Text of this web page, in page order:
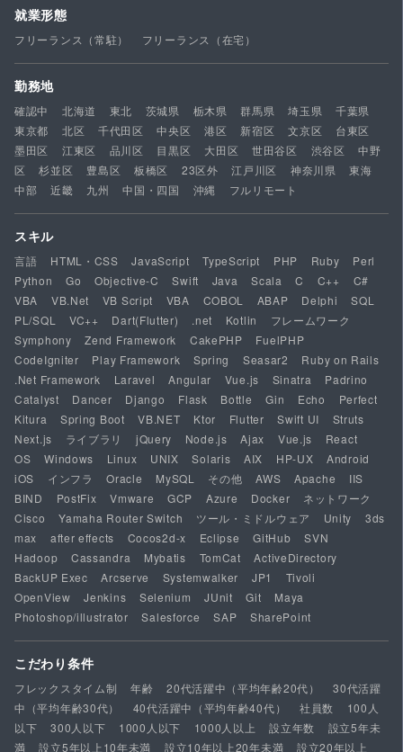
就業形態
フリーランス（常駐） フリーランス（在宅）
勤務地
確認中 北海道 東北 茨城県 栃木県 群馬県 埼玉県
千葉県
東京都
北区 千代田区 中央区 港区 新宿区 文京区
台東区
墨田区
江東区 品川区 目黒区 大田区 世田谷区 渋谷区
中野
区
杉並区 豊島区 板橋区 23区外 江戸川区 神奈川県
東海
中部
近畿 九州 中国・四国 沖縄 フルリモート
スキル
言語 HTML・CSS JavaScript TypeScript PHP Ruby
Perl
Python
Go Objective-C Swift Java Scala C C++
C#
VBA
VB.Net VB Script VBA COBOL ABAP Delphi
SQL
PL/SQL
VC++ Dart(Flutter) .net Kotlin
フレームワーク
Symphony
Zend Framework CakePHP
FuelPHP
CodeIgniter
Play Framework Spring Seasar2
Ruby on Rails
.Net Framework
Laravel Angular Vue.js Sinatra
Padrino
Catalyst
Dancer Django Flask Bottle Gin Echo
Perfect
Kitura
Spring Boot VB.NET Ktor Flutter Swift UI
Struts
Next.js
ライブラリ jQuery Node.js Ajax Vue.js
React
OS
Windows Linux UNIX Solaris AIX HP-UX
Android
iOS
インフラ Oracle MySQL その他 AWS Apache
IIS
BIND
PostFix Vmware GCP Azure Docker
ネットワーク
Cisco
Yamaha Router Switch ツール・ミドルウェア Unity
3ds
max
after effects Cocos2d-x Eclipse GitHub
SVN
Hadoop
Cassandra Mybatis TomCat
ActiveDirectory
BackUP Exec
Arcserve Systemwalker JP1
Tivoli
OpenView
Jenkins Selenium JUnit Git
Maya
Photoshop/illustrator
Salesforce SAP SharePoint
こだわり条件
フレックスタイム制 年齢 20代活躍中（平均年齢20代）
30代活躍
中（平均年齢30代）
40代活躍中（平均年齢40代） 社員数
100人
以下
300人以下 1000人以下 1000人以上 設立年数
設立5年未
満
設立5年以上10年未満 設立10年以上20年未満 設立20年以上